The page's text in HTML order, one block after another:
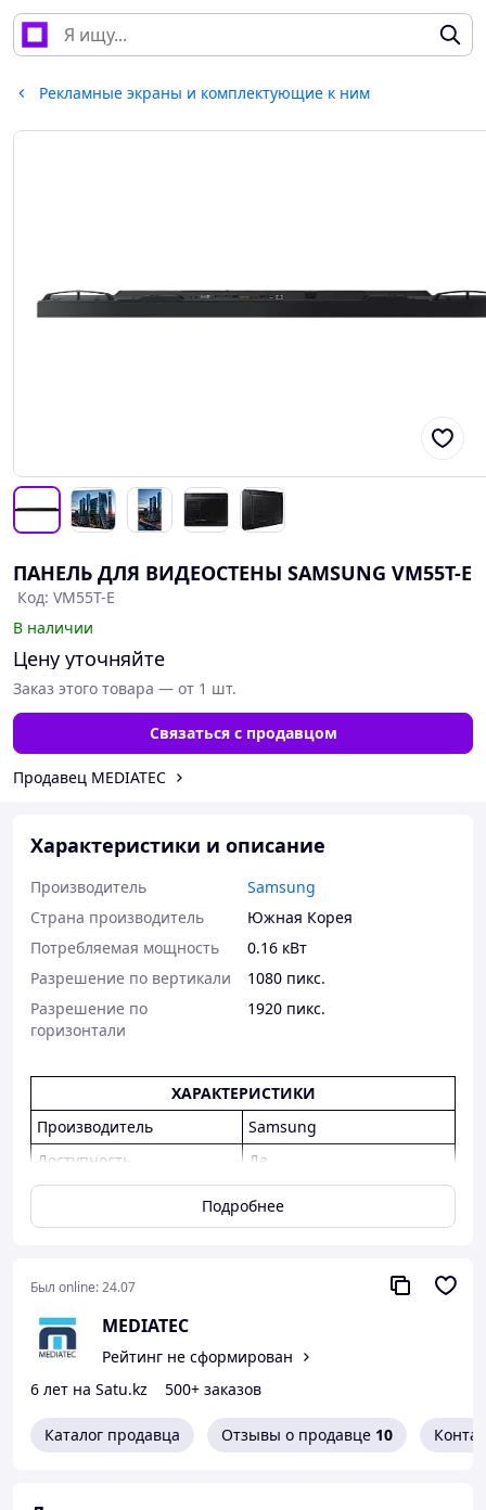
Рекламные экраны и комплектующие к ним
ПАНЕЛЬ ДЛЯ ВИДЕОСТЕНЫ SAMSUNG VM55T-E
Код: VM55T-E
В наличии
Цену уточняйте
Заказ этого товара — от 1 шт.
Связаться с продавцом
Продавец MEDIATEC
Характеристики и описание
Производитель
Samsung
Страна производитель
Южная Корея
Потребляемая мощность
0.16 кВт
Разрешение по вертикали
1080 пикс.
Разрешение по
горизонтали
1920 пикс.
ХАРАКТЕРИСТИКИ
Производитель
Samsung
Доступность
Да
Артикул
LH55VMTEBGBXCI
Яркость, cd/m²
Разрешение
Контрастность
1200:1
Видеостена, Signage
Технология матрицы, тип
Подробнее
Был online:24.07
MEDIATEC
Рейтинг не сформирован
6 лет на Satu.kz
500+ заказов
Каталог продавца Отзывы о продавце 10